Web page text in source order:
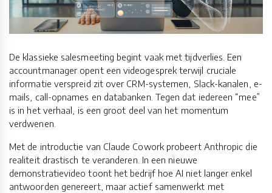
De klassieke salesmeeting begint vaak met tijdverlies. Een
accountmanager opent een videogesprek terwijl cruciale
informatie verspreid zit over CRM-systemen, Slack-kanalen, e-
mails, call-opnames en databanken. Tegen dat iedereen “mee”
is in het verhaal, is een groot deel van het momentum
verdwenen.
Met de introductie van Claude Cowork probeert Anthropic die
realiteit drastisch te veranderen. In een nieuwe
demonstratievideo toont het bedrijf hoe AI niet langer enkel
antwoorden genereert, maar actief samenwerkt met